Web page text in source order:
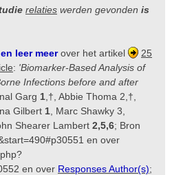
relaties werden gevonden is
leer meerover het artikel
25
: 'Biomarker-Based Analysis of
Infections before and after
Garg 1 ,†, Abbie Thoma 2,†,
Gilbert 1 , Marc Shawky 3,
Shearer Lambert 2,5,6; Bron
en over
en over Responses Author(s);